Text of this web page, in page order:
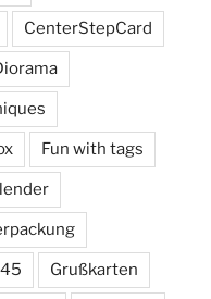
CenterStepCard
Fun with tags
Grußkarten